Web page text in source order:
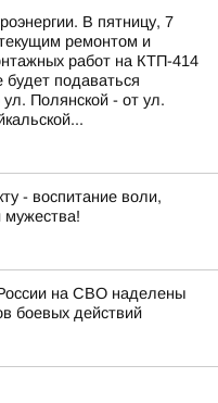
В пятницу, 7
ремонтом и
работ на КТП-414
будет подаваться
ул. Полянской - от ул.
- воспитание воли,
мужества!
на СВО наделены
боевых действий